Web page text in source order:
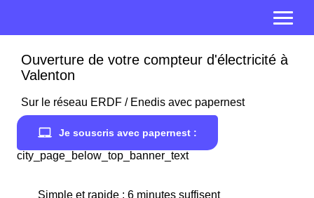
Ouverture de votre compteur d'électricité à
Valenton
Sur le réseau ERDF / Enedis avec papernest
Je souscris avec papernest :
city_page_below_top_banner_text
Simple et rapide : 6 minutes suffisent